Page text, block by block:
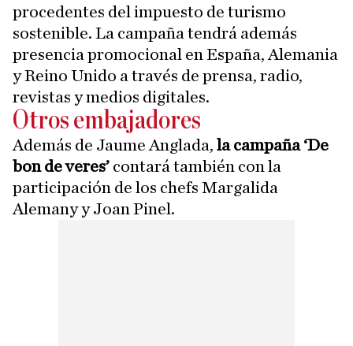
procedentes del impuesto de turismo
sostenible. La campaña tendrá además
presencia promocional en España, Alemania
y Reino Unido a través de prensa, radio,
revistas y medios digitales.
Otros embajadores
Además de Jaume Anglada, la campaña ‘De
bon de veres’ contará también con la
participación de los chefs Margalida
Alemany y Joan Pinel.